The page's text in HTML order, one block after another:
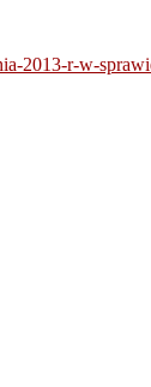
2013-r-w-